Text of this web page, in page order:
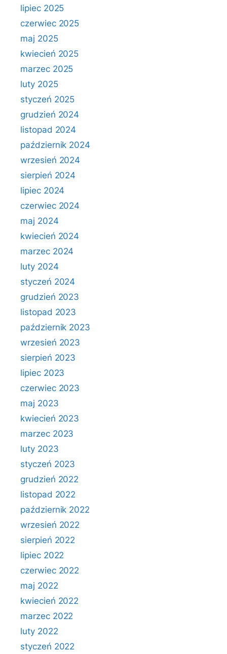
lipiec 2025
czerwiec 2025
maj 2025
kwiecień 2025
marzec 2025
luty 2025
styczeń 2025
grudzień 2024
listopad 2024
październik 2024
wrzesień 2024
sierpień 2024
lipiec 2024
czerwiec 2024
maj 2024
kwiecień 2024
marzec 2024
luty 2024
styczeń 2024
grudzień 2023
listopad 2023
październik 2023
wrzesień 2023
sierpień 2023
lipiec 2023
czerwiec 2023
maj 2023
kwiecień 2023
marzec 2023
luty 2023
styczeń 2023
grudzień 2022
listopad 2022
październik 2022
wrzesień 2022
sierpień 2022
lipiec 2022
czerwiec 2022
maj 2022
kwiecień 2022
marzec 2022
luty 2022
styczeń 2022